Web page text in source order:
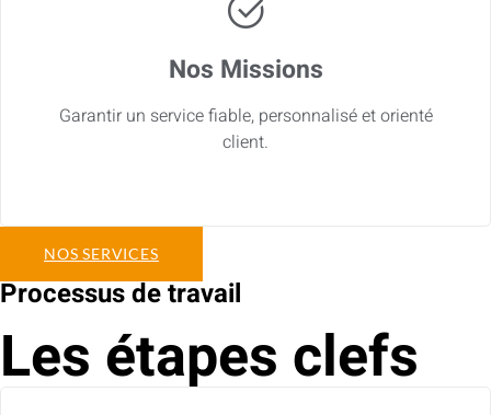
Nos Missions
Garantir un service fiable, personnalisé et orienté
client.
NOS SERVICES
Processus de travail
Les étapes clefs